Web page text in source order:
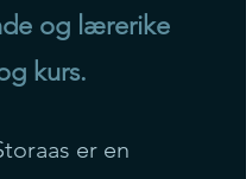
og lærerike
kurs.
er en